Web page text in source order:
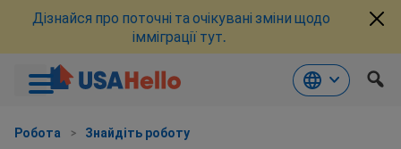
до
Дізнайся про поточні та очікувані зміни щодо
імміграції тут.
Робота > Знайдіть роботу